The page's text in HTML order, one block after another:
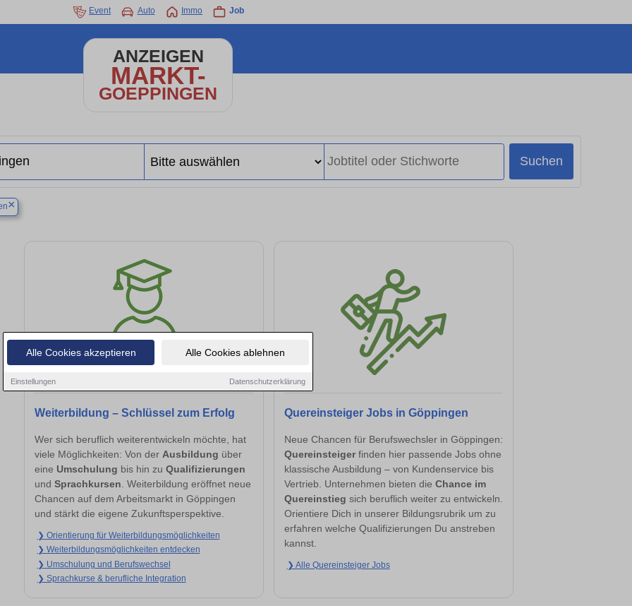
Alle Cookies akzeptieren Alle Cookies ablehnen
Einstellungen Datenschutzerklärung
Event Auto Immo Job
ANZEIGEN
MARKT-
GOEPPINGEN
Suchen
×
Weiterbildung – Schlüssel zum Erfolg
Wer sich beruflich weiterentwickeln möchte, hat
viele Möglichkeiten: Von der Ausbildung über
eine Umschulung bis hin zu Qualifizierungen
und Sprachkursen . Weiterbildung eröffnet neue
Chancen auf dem Arbeitsmarkt in Göppingen
und stärkt die eigene Zukunftsperspektive.
❯ Orientierung für Weiterbildungsmöglichkeiten
❯ Weiterbildungsmöglichkeiten entdecken
❯ Umschulung und Berufswechsel
❯ Sprachkurse & berufliche Integration
Quereinsteiger Jobs in Göppingen
Neue Chancen für Berufswechsler in Göppingen:
Quereinsteigerfinden hier passende Jobs ohne
klassische Ausbildung – von Kundenservice bis
Vertrieb. Unternehmen bieten die Chance im
Quereinstieg sich beruflich weiter zu entwickeln.
Orientiere Dich in unserer Bildungsrubrik um zu
erfahren welche Qualifizierungen Du anstreben
kannst.
❯ Alle Quereinsteiger Jobs